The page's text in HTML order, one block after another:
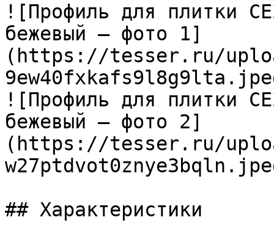
![Профиль для плитки
бежевый — фото 1]
(https://tesser.ru/
![Профиль для плитки
бежевый — фото 2]
(https://tesser.ru/
## Характеристики